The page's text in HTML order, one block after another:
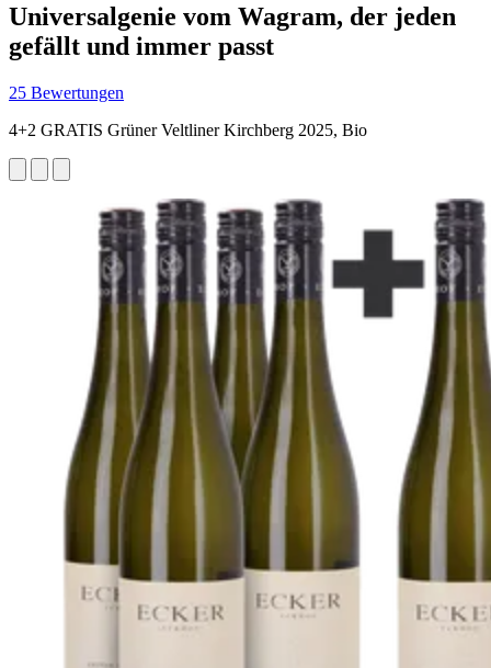
Universalgenie vom Wagram, der jeden
gefällt und immer passt
25 Bewertungen
4+2 GRATIS Grüner Veltliner Kirchberg 2025, Bio